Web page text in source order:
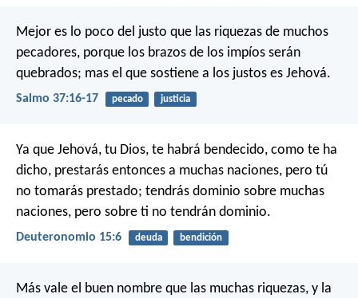
Mejor es lo poco del justo que las riquezas de muchos
pecadores, porque los brazos de los impíos serán
quebrados; mas el que sostiene a los justos es Jehová.
Salmo 37:16-17 pecado justicia
Ya que Jehová, tu Dios, te habrá bendecido, como te ha
dicho, prestarás entonces a muchas naciones, pero tú
no tomarás prestado; tendrás dominio sobre muchas
naciones, pero sobre ti no tendrán dominio.
Deuteronomio 15:6 deuda bendición
Más vale el buen nombre que las muchas riquezas, y la